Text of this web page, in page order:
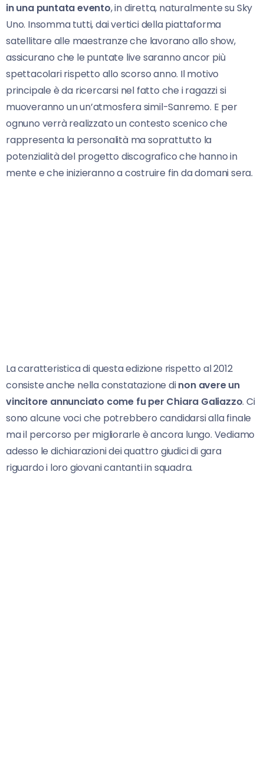
in una puntata evento, in diretta, naturalmente su Sky
Uno. Insomma tutti, dai vertici della piattaforma
satellitare alle maestranze che lavorano allo show,
assicurano che le puntate live saranno ancor più
spettacolari rispetto allo scorso anno. Il motivo
principale è da ricercarsi nel fatto che i ragazzi si
muoveranno un un’atmosfera simil-Sanremo. E per
ognuno verrà realizzato un contesto scenico che
rappresenta la personalità ma soprattutto la
potenzialità del progetto discografico che hanno in
mente e che inizieranno a costruire fin da domani sera.
La caratteristica di questa edizione rispetto al 2012
consiste anche nella constatazione dinon avere un
vincitore annunciato come fu per Chiara Galiazzo. Ci
sono alcune voci che potrebbero candidarsi alla finale
ma il percorso per migliorarle è ancora lungo. Vediamo
adesso le dichiarazioni dei quattro giudici di gara
riguardo i loro giovani cantanti in squadra.